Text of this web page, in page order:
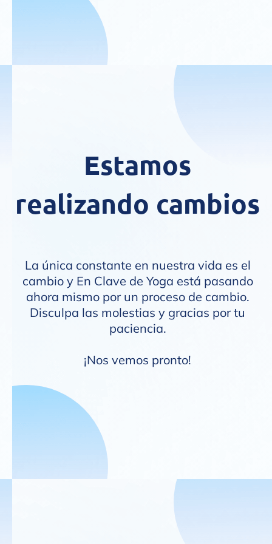
Estamos
realizando cambios
La única constante en nuestra vida es el
cambio y En Clave de Yoga está pasando
ahora mismo por un proceso de cambio.
Disculpa las molestias y gracias por tu
paciencia.
¡Nos vemos pronto!